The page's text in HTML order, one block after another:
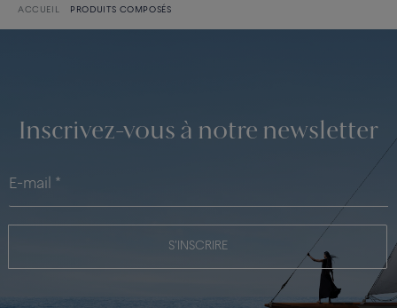
ACCUEIL PRODUITS COMPOSÉS
Inscrivez-vous à notre newsletter
S'INSCRIRE